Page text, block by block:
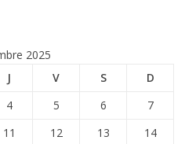
2025
J V S
D
4 5 6
7
11 12 13 14